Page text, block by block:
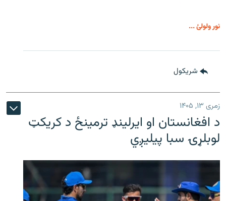
نور ولولئ ...
شريکول
زمری ۱۳, ۱۴۰۵
د افغانستان او ایرلینډ ترمینځ د کریکټ
لوبلړۍ سبا پیلیږي